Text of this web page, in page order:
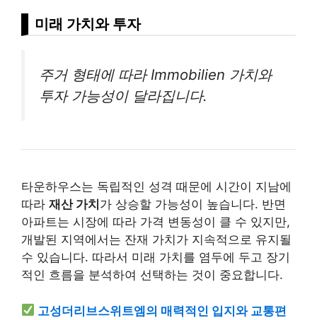
미래 가치와 투자
주거 형태에 따라 Immobilien 가치와
투자 가능성이 달라집니다.
타운하우스는 독립적인 성격 때문에 시간이 지남에
따라 재산 가치 가 상승할 가능성이 높습니다. 반면
아파트는 시장에 따라 가격 변동성이 클 수 있지만,
개발된 지역에서는 잔재 가치가 지속적으로 유지될
수 있습니다. 따라서 미래 가치를 염두에 두고 장기
적인 흐름을 분석하여 선택하는 것이 중요합니다.
고성더리브스위트엠의 매력적인 입지와 교통편